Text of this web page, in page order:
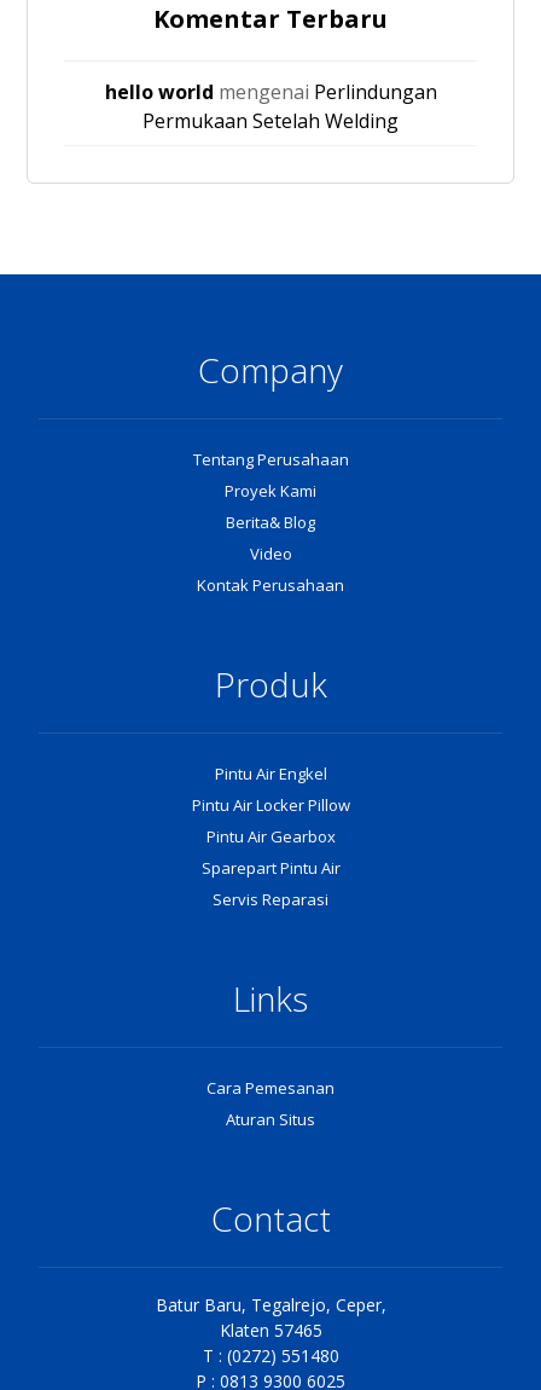
Komentar Terbaru
hello world mengenai Perlindungan
Permukaan Setelah Welding
Company
Tentang Perusahaan
Proyek Kami
Berita& Blog
Video
Kontak Perusahaan
Produk
Pintu Air Engkel
Pintu Air Locker Pillow
Pintu Air Gearbox
Sparepart Pintu Air
Servis Reparasi
Links
Cara Pemesanan
Aturan Situs
Contact
Batur Baru, Tegalrejo, Ceper,
Klaten 57465
T : (0272) 551480
P : 0813 9300 6025